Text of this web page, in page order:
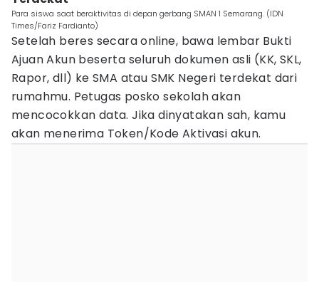
Para siswa saat beraktivitas di depan gerbang SMAN 1 Semarang. (IDN
Times/Fariz Fardianto)
Setelah beres secara online, bawa lembar Bukti
Ajuan Akun beserta seluruh dokumen asli (KK, SKL,
Rapor, dll) ke SMA atau SMK Negeri terdekat dari
rumahmu. Petugas posko sekolah akan
mencocokkan data. Jika dinyatakan sah, kamu
akan menerima Token/Kode Aktivasi akun.